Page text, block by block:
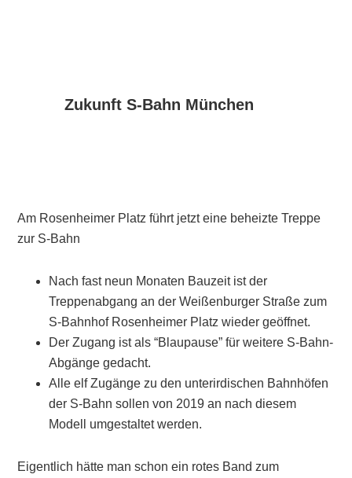
Zukunft S-Bahn München
Am Rosenheimer Platz führt jetzt eine beheizte Treppe
zur S-Bahn
Nach fast neun Monaten Bauzeit ist der
Treppenabgang an der Weißenburger Straße zum
S-Bahnhof Rosenheimer Platz wieder geöffnet.
Der Zugang ist als “Blaupause” für weitere S-Bahn-
Abgänge gedacht.
Alle elf Zugänge zu den unterirdischen Bahnhöfen
der S-Bahn sollen von 2019 an nach diesem
Modell umgestaltet werden.
Eigentlich hätte man schon ein rotes Band zum